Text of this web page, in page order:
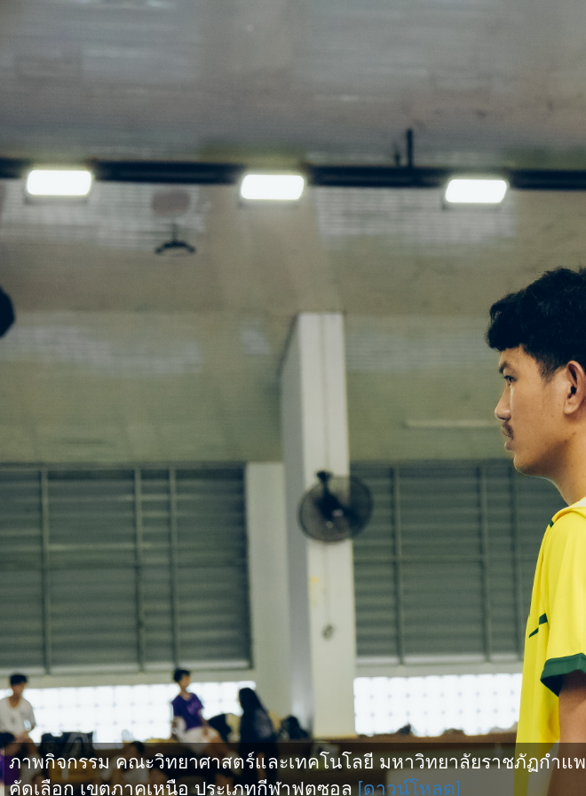
ภาพกิจกรรม คณะวิทยาศาสตร์และเทคโนโลยี มหาวิทยาลัยราชภัฏกำแ
คัดเลือก เขตภาคเหนือ ประเภทกีฬาฟุตซอล [ดาวน์โหลด]